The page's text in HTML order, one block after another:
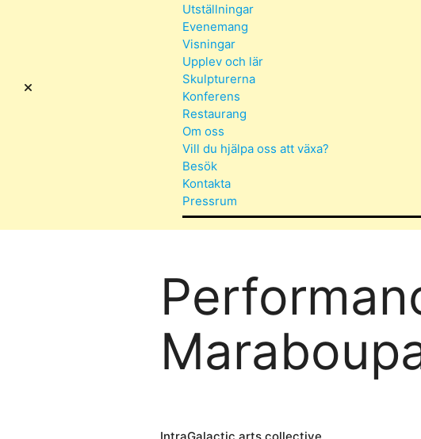
Utställningar
Evenemang
Visningar
Upplev och lär
Skulpturerna
Konferens
Restaurang
Om oss
Vill du hjälpa oss att växa?
Besök
Kontakta
Pressrum